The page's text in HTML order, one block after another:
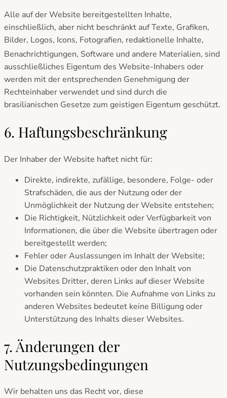
Alle auf der Website bereitgestellten Inhalte,
einschließlich, aber nicht beschränkt auf Texte, Grafiken,
Bilder, Logos, Icons, Fotografien, redaktionelle Inhalte,
Benachrichtigungen, Software und andere Materialien, sind
ausschließliches Eigentum des Website-Inhabers oder
werden mit der entsprechenden Genehmigung der
Rechteinhaber verwendet und sind durch die
brasilianischen Gesetze zum geistigen Eigentum geschützt.
6. Haftungsbeschränkung
Der Inhaber der Website haftet nicht für:
Direkte, indirekte, zufällige, besondere, Folge- oder
Strafschäden, die aus der Nutzung oder der
Unmöglichkeit der Nutzung der Website entstehen;
Die Richtigkeit, Nützlichkeit oder Verfügbarkeit von
Informationen, die über die Website übertragen oder
bereitgestellt werden;
Fehler oder Auslassungen im Inhalt der Website;
Die Datenschutzpraktiken oder den Inhalt von
Websites Dritter, deren Links auf dieser Website
vorhanden sein könnten. Die Aufnahme von Links zu
anderen Websites bedeutet keine Billigung oder
Unterstützung des Inhalts dieser Websites.
7. Änderungen der
Nutzungsbedingungen
Wir behalten uns das Recht vor, diese